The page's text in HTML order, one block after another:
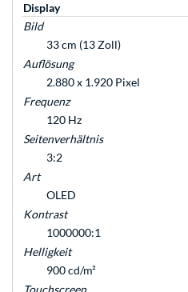
Display
Bild
33 cm (13 Zoll)
Auflösung
2.880 x 1.920 Pixel
Frequenz
120 Hz
Seitenverhältnis
3:2
Art
OLED
Kontrast
1000000:1
Helligkeit
900 cd/m²
Touchscreen